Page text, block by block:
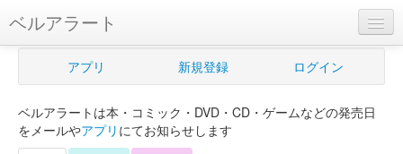
ベルアラート
ベルアラートとは
新規登録
アプリ 新規登録 ログイン
ベルアラートは本・コミック・DVD・CD・ゲームなどの発売日
をメールやアプリ にてお知らせします